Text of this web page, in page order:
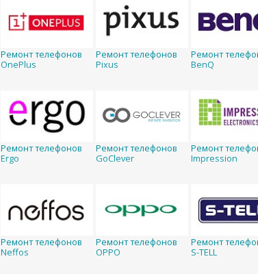
Ремонт телефонов
OnePlus
Ремонт телефонов
Pixus
Ремонт
BenQ
Ремонт телефонов
Ergo
Ремонт телефонов
GoClever
Ремонт
Impression
Ремонт телефонов
Neffos
Ремонт телефонов
OPPO
Ремонт
S-TELL